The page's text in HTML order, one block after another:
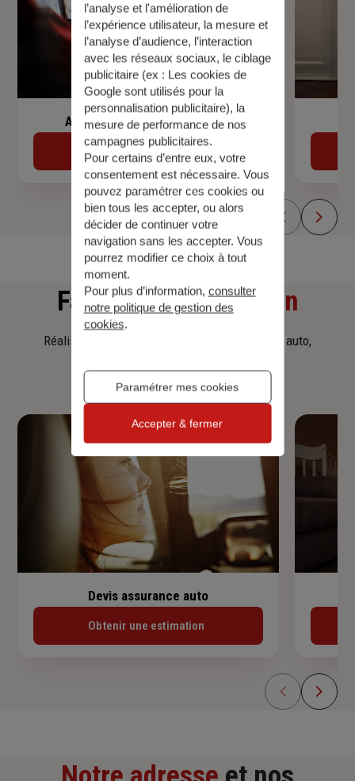
Assurance de prêt immobilier
Découvrir
Faitesune simulation
Réalisez une simulation tarifaire d'assurance, auto,
Devis assurance auto
Obtenir une estimation
l’analyse et l'amélioration de
l’expérience utilisateur, la mesure et
l’analyse d’audience, l’interaction
avec les réseaux sociaux, le ciblage
publicitaire (ex : Les cookies de
Google sont utilisés pour la
personnalisation publicitaire), la
mesure de performance de nos
campagnes publicitaires.
Pour certains d’entre eux, votre
consentement est nécessaire. Vous
pouvez paramétrer ces cookies ou
bien tous les accepter, ou alors
décider de continuer votre
navigation sans les accepter. Vous
pourrez modifier ce choix à tout
moment.
Pour plus d’information, consulter
notre politique de gestion des
cookies.
Paramétrer mes cookies
Accepter & fermer